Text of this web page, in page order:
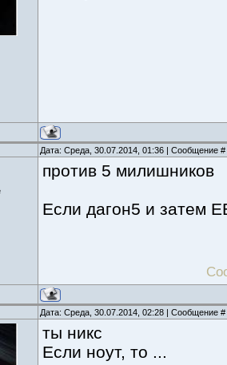
Дата: Среда, 30.07.2014, 01:36 | Сообщение #
против 5 милишников
Если дагон5 и затем
Дата: Среда, 30.07.2014, 02:28 | Сообщение #
ты никс
Если ноут, то ...